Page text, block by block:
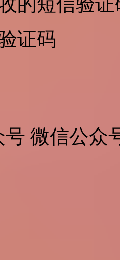
证码
微信公众